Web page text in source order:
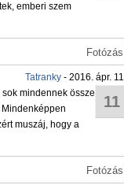
emberi szem
Fotózás
Tatranky - 2016. ápr. 11
11
mindennek össze
muszáj, hogy a
Fotózás